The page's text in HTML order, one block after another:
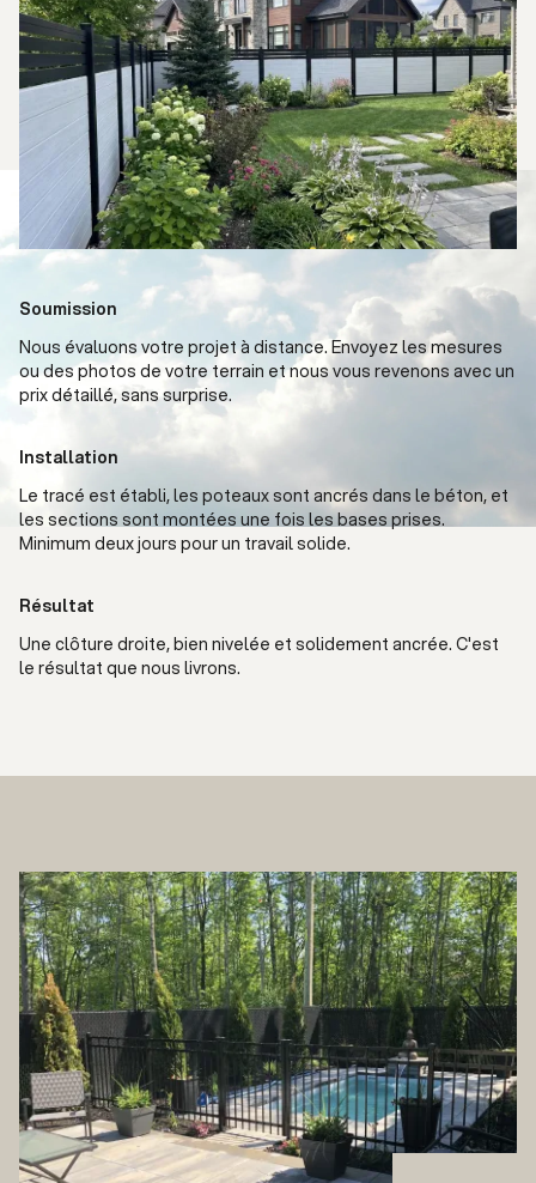
Soumission
Nous évaluons votre projet à distance. Envoyez les mesures
ou des photos de votre terrain et nous vous revenons avec un
prix détaillé, sans surprise.
Installation
Le tracé est établi, les poteaux sont ancrés dans le béton, et
les sections sont montées une fois les bases prises.
Minimum deux jours pour un travail solide.
Résultat
Une clôture droite, bien nivelée et solidement ancrée. C'est
le résultat que nous livrons.